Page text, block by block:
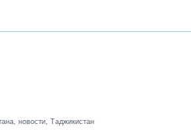
новости, Таджикистан